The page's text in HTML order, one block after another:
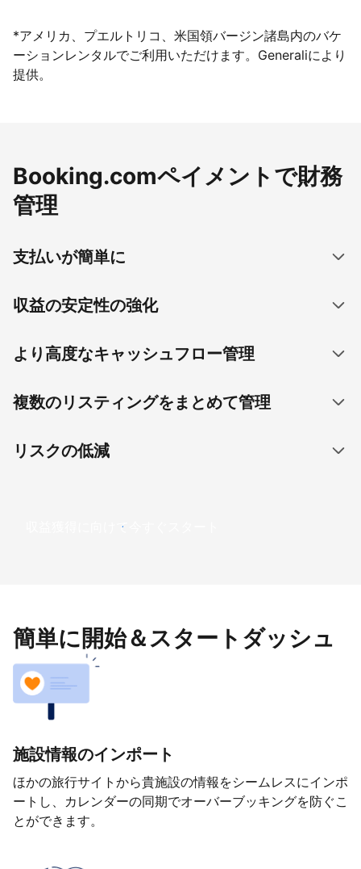
*アメリカ、プエルトリコ、米国領バージン諸島内のバケ
ーションレンタルでご利用いただけます。Generaliにより
提供。
Booking.comペイメントで財務
管理
支払いが簡単に
収益の安定性の強化
より高度なキャッシュフロー管理
複数のリスティングをまとめて管理
リスクの低減
収益獲得に向けて今すぐスタート
簡単に開始＆スタートダッシュ
施設情報のインポート
ほかの旅行サイトから貴施設の情報をシームレスにインポ
ートし、カレンダーの同期でオーバーブッキングを防ぐこ
とができます。